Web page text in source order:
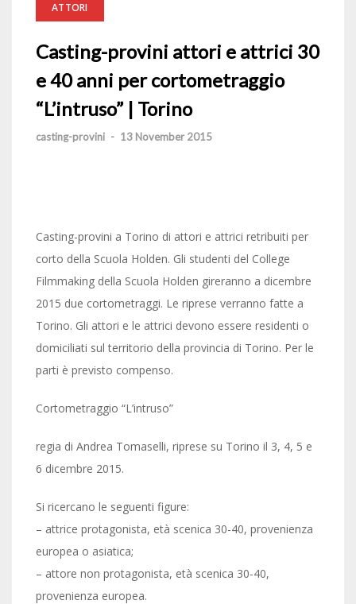
ATTORI
Casting-provini attori e attrici 30
e 40 anni per cortometraggio
“L’intruso” | Torino
casting-provini - 13 November 2015
Casting-provini a Torino di attori e attrici retribuiti per
corto della Scuola Holden. Gli studenti del College
Filmmaking della Scuola Holden gireranno a dicembre
2015 due cortometraggi. Le riprese verranno fatte a
Torino. Gli attori e le attrici devono essere residenti o
domiciliati sul territorio della provincia di Torino. Per le
parti è previsto compenso.
Cortometraggio “L’intruso”
regia di Andrea Tomaselli, riprese su Torino il 3, 4, 5 e
6 dicembre 2015.
Si ricercano le seguenti figure:
– attrice protagonista, età scenica 30-40, provenienza
europea o asiatica;
– attore non protagonista, età scenica 30-40,
provenienza europea.